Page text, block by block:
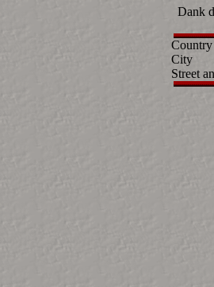
Dank
Country
City
Street